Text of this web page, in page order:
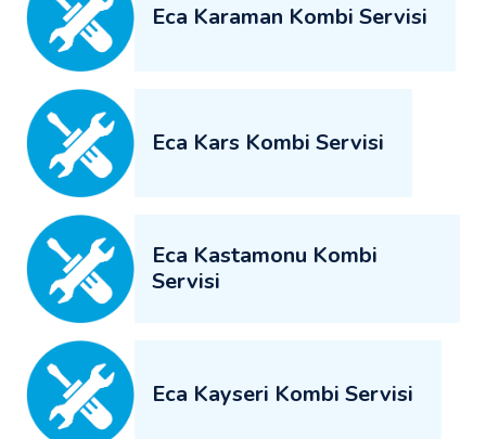
Eca Karaman Kombi Servisi
Eca Kars Kombi Servisi
Eca Kastamonu Kombi
Servisi
Eca Kayseri Kombi Servisi